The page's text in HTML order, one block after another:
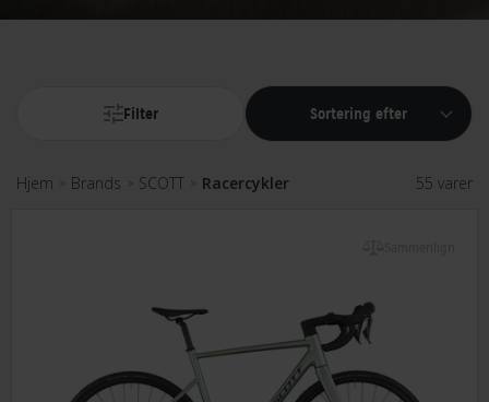
Filter Sortering efter
Hjem > Brands > SCOTT > Racercykler 55 varer